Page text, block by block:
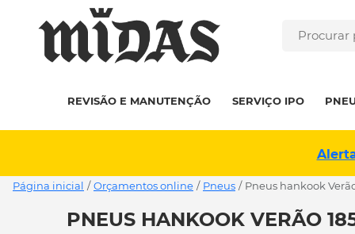
REVISÃO E MANUTENÇÃO SERVIÇO IPO
Página inicial / Orçamentos online / Pneus / pneus hankook
PNEUS HANKOOK VERÃO